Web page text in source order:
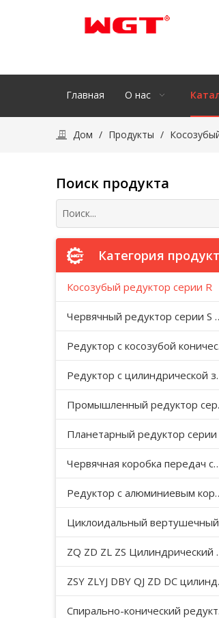
Главная О нас
Дом / Продукты /
Поиск продукта
Категория
Косозубый редуктор серии R
Червячный
Редуктор с
Планетарный редуктор серии
Червячная
Редуктор с
ZQ ZD ZL ZS
ZSY ZLYJ DBY